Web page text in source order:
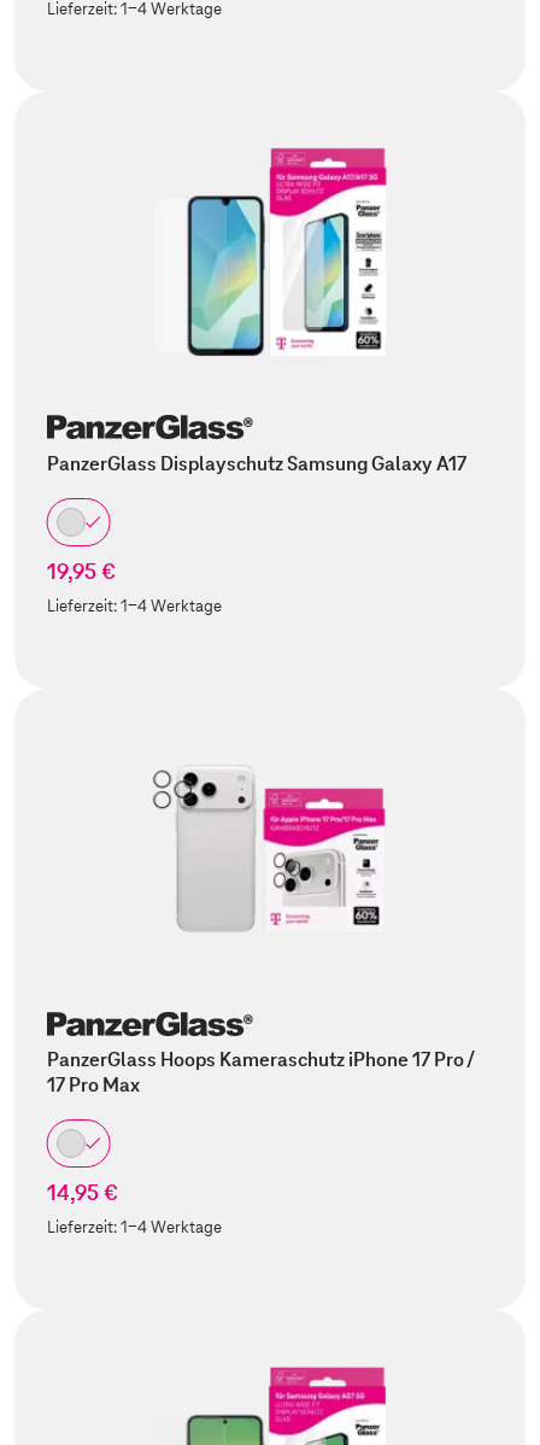
Lieferzeit:1-4 Werktage
PanzerGlass Displayschutz Samsung Galaxy A17
19,95 €
Lieferzeit:1-4 Werktage
PanzerGlass Hoops Kameraschutz iPhone 17 Pro /
17 Pro Max
14,95 €
Lieferzeit:1-4 Werktage